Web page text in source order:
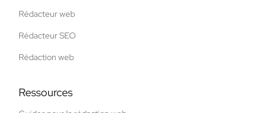
Rédacteur web
Rédacteur SEO
Rédaction web
Ressources